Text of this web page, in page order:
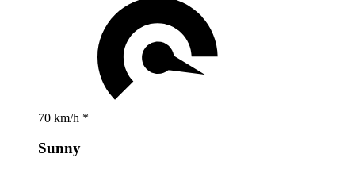
70 km/h *
Sunny